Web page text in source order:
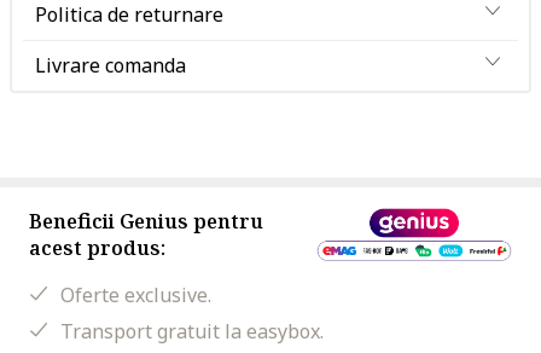
Politica de returnare
Livrare comanda
Beneficii Genius pentru
acest produs:
Oferte exclusive.
Transport gratuit la easybox.